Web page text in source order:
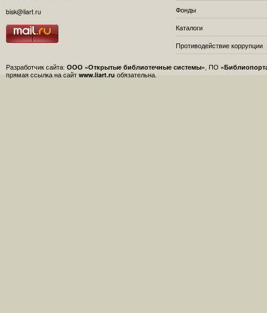
bisk@liart.ru
Фонды
Каталоги
Противодействие коррупции
Разработчик сайта: ООО «Открытые библиотечные системы» , ПО
прямая ссылка на сайт www.liart.ru обязательна.